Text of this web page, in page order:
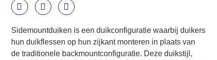
Sidemountduiken is een duikconfiguratie waarbij duikers
hun duikflessen op hun zijkant monteren in plaats van
de traditionele backmountconfiguratie. Deze duikstijl,